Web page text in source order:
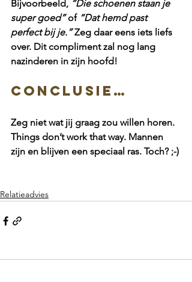
Bijvoorbeeld, “Die schoenen staan je
super goed” of “Dat hemd past
perfect bij je.” Zeg daar eens iets liefs
over. Dit compliment zal nog lang
nazinderen in zijn hoofd!
Conclusie…
Zeg niet wat jij graag zou willen horen.
Things don’t work that way. Mannen
zijn en blijven een speciaal ras. Toch? ;-)
Relatieadvies